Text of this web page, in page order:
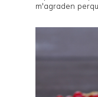
m'agraden